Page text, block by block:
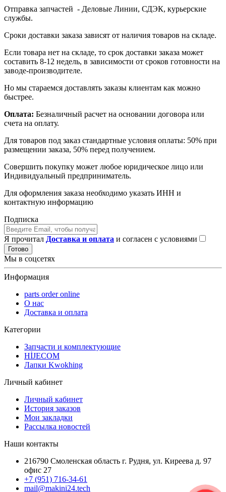
Отправка запчастей - Деловые Линии, СДЭК, курьерские
службы.
Сроки доставки заказа зависят от наличия товаров на складе.
Если товара нет на складе, то срок доставки заказа может
составить 8-12 недель, в зависимости от сроков готовности на
заводе-производителе.
Но мы стараемся доставлять заказы клиентам как можно
быстрее.
Оплата: Безналичный расчет на основании договора или
счета на оплату.
Для товаров под заказ стандартные условия оплаты: 50% при
размещении заказа, 50% перед получением.
Совершить покупку может любое юридическое лицо или
Индивидуальный предприниматель.
Для оформления заказа необходимо указать ИНН и
контактную информацию
Подписка
Я прочитал Доставка и оплата и согласен с условиями
Готово
Мы в соцсетях
Информация
parts order onlinе
О нас
Доставка и оплата
Категории
Запчасти и комплектующие
HİJECOM
Лапки Kwokhing
Личный кабинет
Личный кабинет
История заказов
Мои закладки
Рассылка новостей
Наши контакты
216790 Смоленская область г. Рудня, ул. Киреева д. 97
офис 27
+7 (951) 716-34-61
mail@makini24.tech